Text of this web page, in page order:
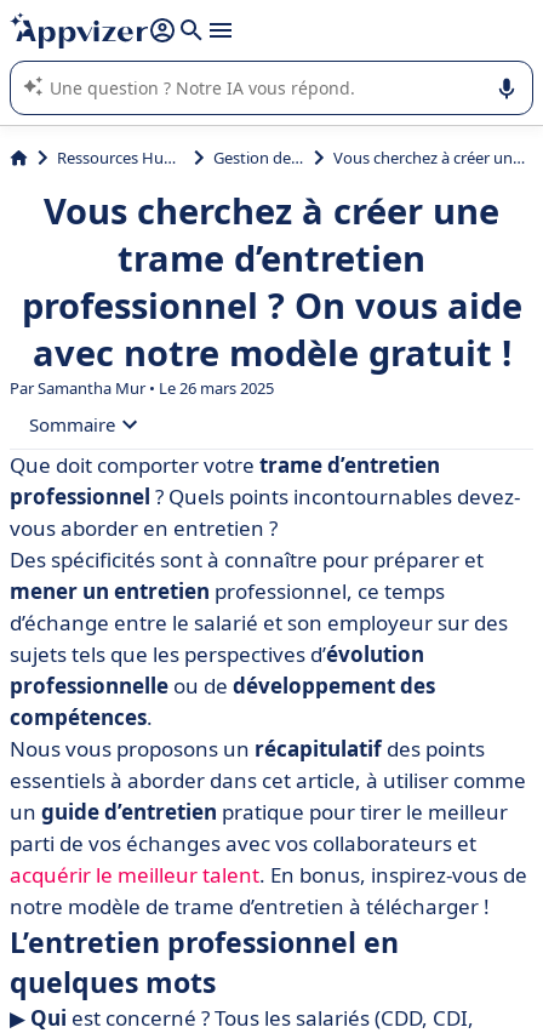
répondre (plusieurs lignes avec
L'IA de Appvizer vous guide dans l'utilisation ou la sélection de
logiciel SaaS en entreprise.
Ressources Humaines (RH) Gestion des talents Vous cherchez à créer une trame d’entretien professionnel ? On vous aide avec notre modèle gratuit !
Vous cherchez à créer une
trame d’entretien
professionnel ? On vous aide
avec notre modèle gratuit !
ParSamantha Mur• Le 26 mars 2025
Sommaire
• L’entretien professionnel en quelques mots
• Comment créer la trame de l’entretien professionnel ?
• Personnalisez votre trame d'entretien professionnel
• Des outils pour assister vos entretiens professionnels
• Quelles conséquences en cas de non-respect des
obligations légales ?
• En synthèse
Que doit comporter votre trame d’entretien
professionnel ? Quels points incontournables devez-
vous aborder en entretien ?
Des spécificités sont à connaître pour préparer et
mener un entretien professionnel, ce temps
d’échange entre le salarié et son employeur sur des
sujets tels que les perspectives d’évolution
professionnelle ou de développement des
compétences.
Nous vous proposons un récapitulatifdes points
essentiels à aborder dans cet article, à utiliser comme
un guide d’entretien pratique pour tirer le meilleur
parti de vos échanges avec vos collaborateurs et
acquérir le meilleur talent. En bonus, inspirez-vous de
notre modèle de trame d’entretien à télécharger !
L’entretien professionnel en
quelques mots
▶︎ Qui est concerné ? Tous les salariés (CDD, CDI,